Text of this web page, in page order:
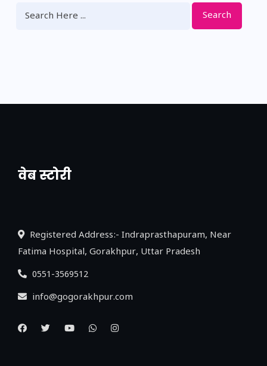
Search
वेब स्टोरी
नया एक्सप्रेसवे: पूर्वांचल का लक, डेवलपमेंट का
Registered Address:- Indraprasthapuram, Near
Fatima Hospital, Gorakhpur, Uttar Pradesh
0551-3569512
info@gogorakhpur.com